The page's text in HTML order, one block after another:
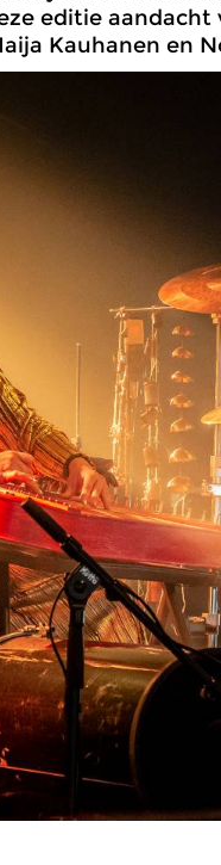
editie aandacht
Kauhanen en